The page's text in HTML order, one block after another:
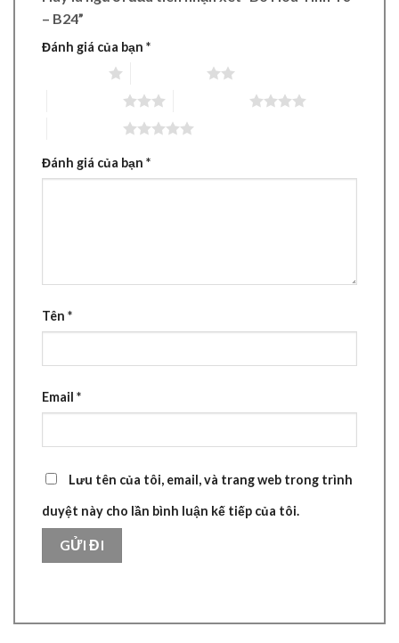
– B24”
Đánh giá của bạn *
Đánh giá của bạn *
Tên *
Email *
Lưu tên của tôi, email, và trang web trong trình
duyệt này cho lần bình luận kế tiếp của tôi.